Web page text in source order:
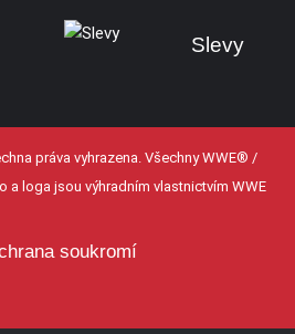
Slevy
práva vyhrazena. Všechny WWE® /
a loga jsou výhradním vlastnictvím WWE
soukromí